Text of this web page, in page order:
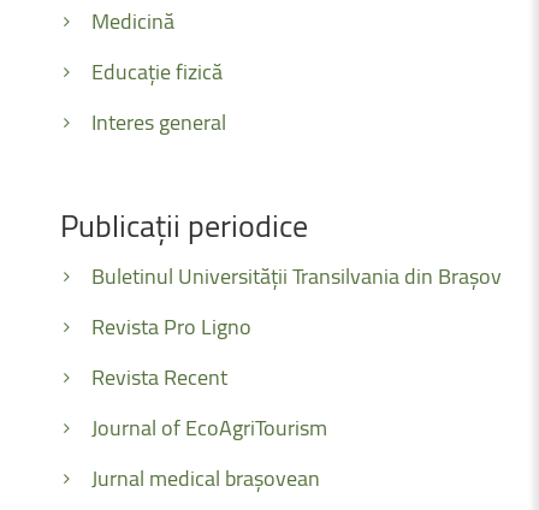
Medicină
Educație fizică
Interes general
Publicații periodice
Buletinul Universității Transilvania din Brașov
Revista Pro Ligno
Revista Recent
Journal of EcoAgriTourism
Jurnal medical brașovean